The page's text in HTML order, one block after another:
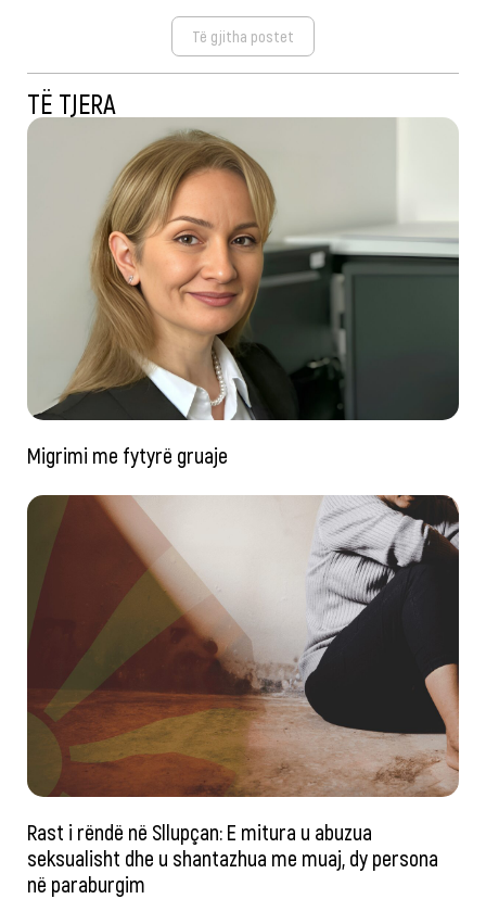
Të gjitha postet
TË TJERA
Migrimi me fytyrë gruaje
Rast i rëndë në Sllupçan: E mitura u abuzua
seksualisht dhe u shantazhua me muaj, dy persona
në paraburgim